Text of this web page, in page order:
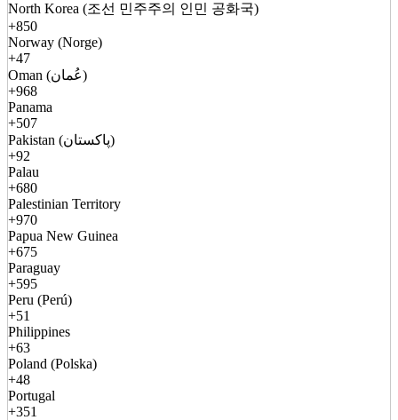
North Korea (조선 민주주의 인민 공화국)
+850
Norway (Norge)
+47
Oman (عُمان)
+968
Panama
+507
Pakistan (پاکستان)
+92
Palau
+680
Palestinian Territory
+970
Papua New Guinea
+675
Paraguay
+595
Peru (Perú)
+51
Philippines
+63
Poland (Polska)
+48
Portugal
+351